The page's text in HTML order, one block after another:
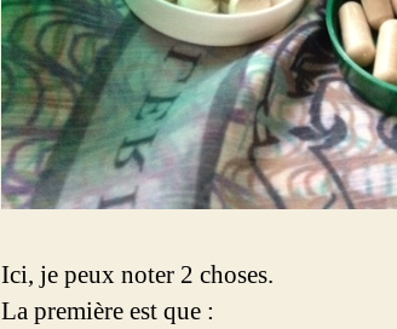
Ici, je peux noter 2 choses.
La première est que :